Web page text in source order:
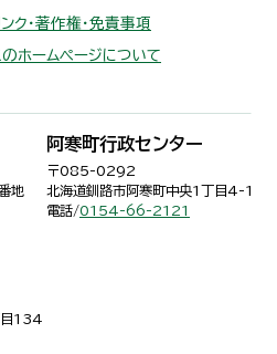
ンク・著作権・免責事項
のホームページについて
地
阿寒町行政センター
〒085-0292
北海道釧路市阿寒町中央1丁目4-1
電話/0154-66-2121
目134